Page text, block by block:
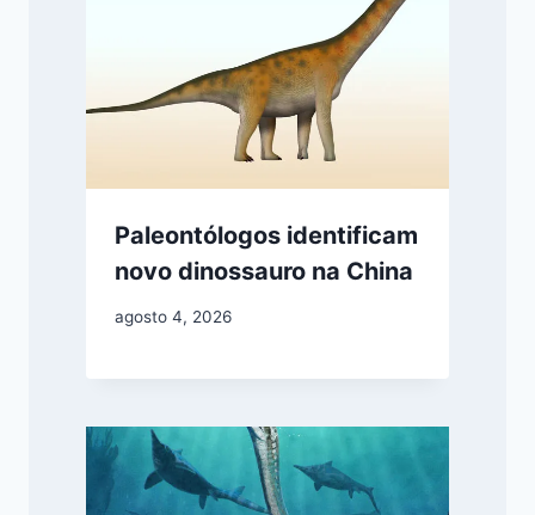
Paleontólogos identificam
novo dinossauro na China
agosto 4, 2026